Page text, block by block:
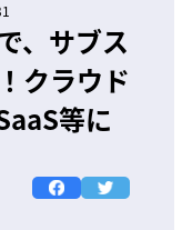
、サブス
クラウド
等に